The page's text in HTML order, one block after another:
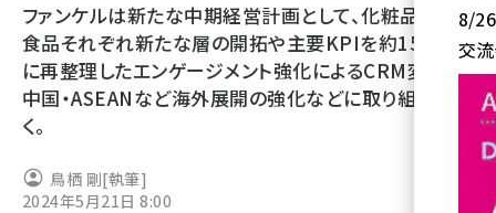
yahoo (1908)
楽天 (1877)
ecbeing (1211)
base (1084)
ファンケルは新たな中期経営計画として、化粧品・健康
食品それぞれ新たな層の開拓や主要KPIを約15項目
に再整理したエンゲージメント強化によるCRM変革、
中国・ASEANなど海外展開の強化などに取り組んでい
く。
鳥栖 剛[執筆]
2024年5月21日 8:00
8/26
交